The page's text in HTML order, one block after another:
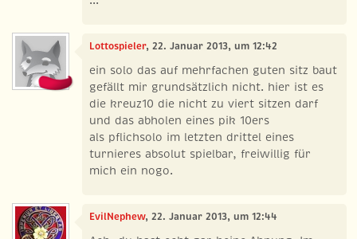
Lottospieler, 22. Januar 2013, um 12:42
ein solo das auf mehrfachen guten sitz baut
gefällt mir grundsätzlich nicht. hier ist es
die kreuz10 die nicht zu viert sitzen darf
und das abholen eines pik 10ers
als pflichsolo im letzten drittel eines
turnieres absolut spielbar, freiwillig für
mich ein nogo.
EvilNephew, 22. Januar 2013, um 12:44